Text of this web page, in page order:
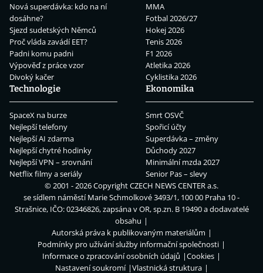
Nová superdávka: kdo na ní
dosáhne?
Sjezd sudetských Němců
Proč vláda zavádí EET?
Padni komu padni
Výpověď z práce vzor
Divoký kačer
MMA
Fotbal 2026/27
Hokej 2026
Tenis 2026
F1 2026
Atletika 2026
Cyklistika 2026
Technologie
SpaceX na burze
Nejlepší telefony
Nejlepší AI zdarma
Nejlepší chytré hodinky
Nejlepší VPN – srovnání
Netflix filmy a seriály
Ekonomika
Smrt OSVČ
Spořicí účty
Superdávka – změny
Důchody 2027
Minimální mzda 2027
Senior Pas – slevy
© 2001 - 2026 CopyrightCZECH NEWS CENTER a.s.
se sídlem náměstí Marie Schmolkové 3493/1, 100 00 Praha 10 -
Strašnice, IČO: 02346826, zapsána v OR, sp.zn. B 19490 a dodavatelé
obsahu
Autorská práva k publikovaným materiálům
Podmínky pro užívání služby informační společnosti
Informace o zpracování osobních údajů
Cookies
Nastavení soukromí
Vlastnická struktura